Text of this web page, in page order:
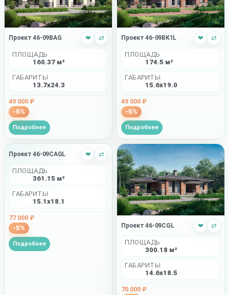
Проект 46-09BAG ❤ ⇄
ПЛОЩАДЬ
160.37 м²
ГАБАРИТЫ
13.7x24.3
49 000 ₽
-5%
Подробнее
Проект 46-09BK1L ❤ ⇄
ПЛОЩАДЬ
174.5 м²
ГАБАРИТЫ
15.6x19.0
49 000 ₽
-5%
Подробнее
Проект 46-09CAGL ❤ ⇄
ПЛОЩАДЬ
361.15 м²
ГАБАРИТЫ
15.1x18.1
77 000 ₽
-5%
Подробнее
Проект 46-09CGL ❤ ⇄
ПЛОЩАДЬ
300.18 м²
ГАБАРИТЫ
14.6x18.5
70 000 ₽